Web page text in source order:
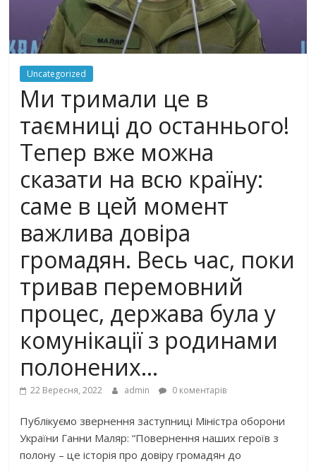
Uncategorized
Ми тримали це в
таємниці до останнього!
Тепер вже можна
сказати на всю країну:
саме в цей момент
важлива довіра
громадян. Весь час, поки
тривав перемовний
процес, держава була у
комунікації з родинами
полонених…
22 Вересня, 2022 admin 0 коментарів
Публікуємо звернення заступниці Міністра оборони
України Ганни Маляр: “Повернення наших героїв з
полону – це історія про довіру громадян до